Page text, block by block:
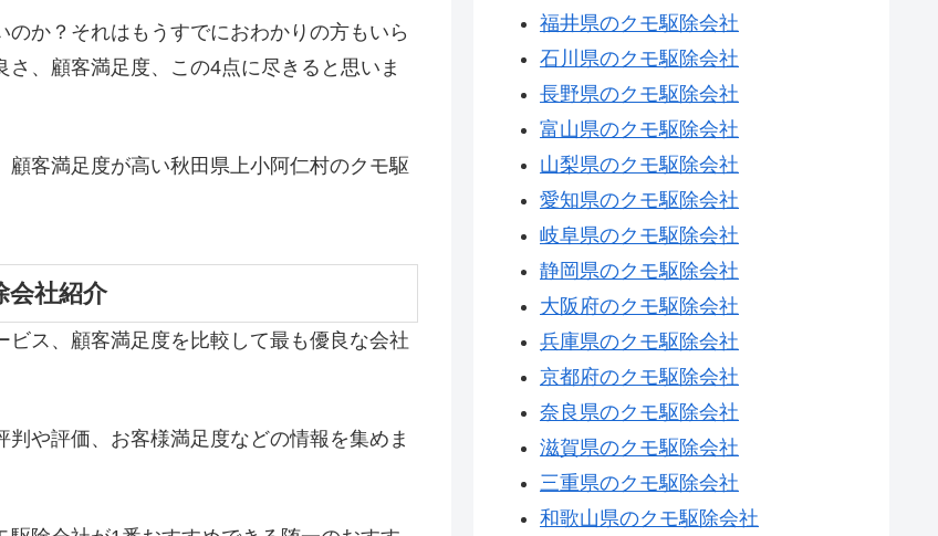
か？それはもうすでにおわかりの方もいら
、顧客満足度、この4点に尽きると思いま
客満足度が高い秋田県上小阿仁村のクモ駆
会社紹介
ス、顧客満足度を比較して最も優良な会社
や評価、お客様満足度などの情報を集めま
福井県のクモ駆除会社
石川県のクモ駆除会社
長野県のクモ駆除会社
富山県のクモ駆除会社
山梨県のクモ駆除会社
愛知県のクモ駆除会社
岐阜県のクモ駆除会社
静岡県のクモ駆除会社
大阪府のクモ駆除会社
兵庫県のクモ駆除会社
京都府のクモ駆除会社
奈良県のクモ駆除会社
滋賀県のクモ駆除会社
三重県のクモ駆除会社
和歌山県のクモ駆除会社